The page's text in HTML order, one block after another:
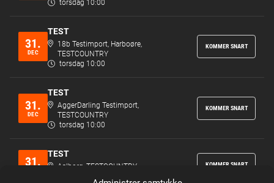
torsdag 10:00
31.
DEC
TEST
18b Testimport, Harboøre,
TESTCOUNTRY
torsdag 10:00
KOMMER SNART
31.
DEC
TEST
AggerDarling Testimport,
TESTCOUNTRY
torsdag 10:00
KOMMER SNART
31.
TEST
Aalborg, TESTCOUNTRY
KOMMER SNART